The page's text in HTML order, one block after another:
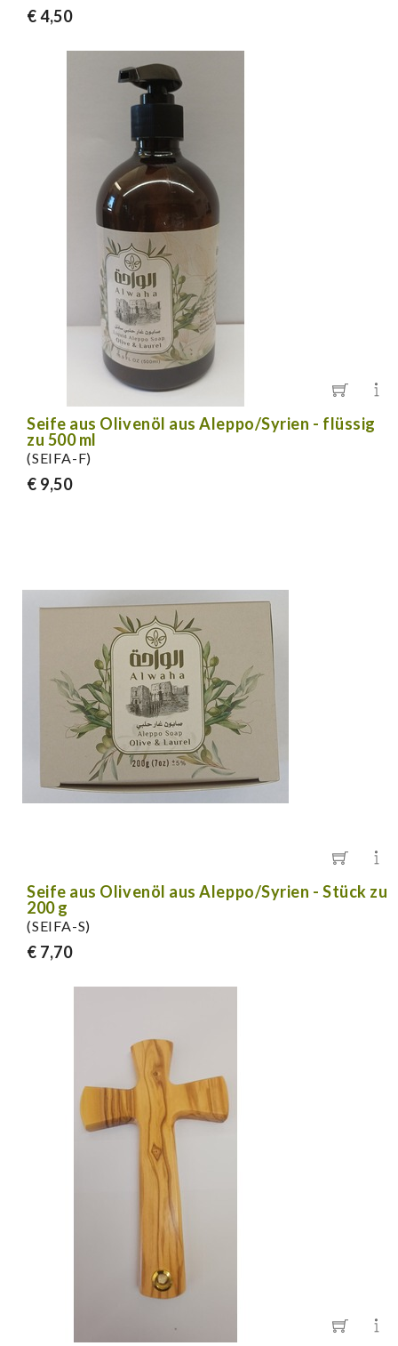
€ 4,50
Seife aus Olivenöl aus Aleppo/Syrien - flüssig
zu 500 ml
(SEIFA-F)
€ 9,50
Seife aus Olivenöl aus Aleppo/Syrien - Stück zu
200 g
(SEIFA-S)
€ 7,70